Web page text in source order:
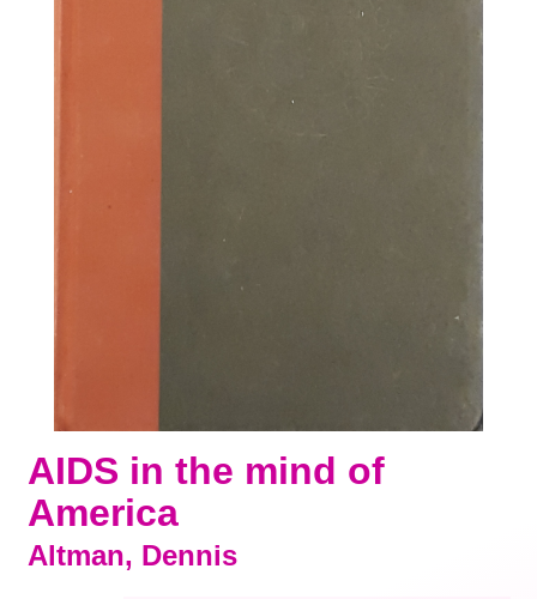
AIDS in the mind of
America
Altman, Dennis